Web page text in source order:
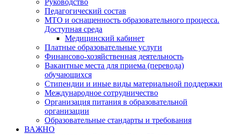
Руководство
Педагогический состав
МТО и оснащенность образовательного процесса.
Доступная среда
Медицинский кабинет
Платные образовательные услуги
Финансово-хозяйственная деятельность
Вакантные места для приема (перевода)
обучающихся
Стипендии и иные виды материальной поддержки
Международное сотрудничество
Организация питания в образовательной
организации
Образовательные стандарты и требования
ВАЖНО